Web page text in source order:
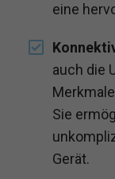
eine
auch die
Sie
Gerät.